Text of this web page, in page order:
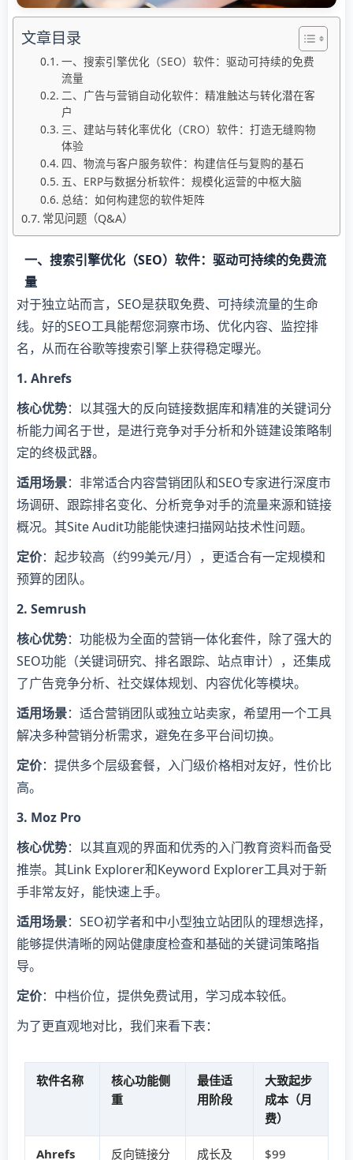
文章目录
一、搜索引擎优化（SEO）软件：驱动可持续的免费
流量
二、广告与营销自动化软件：精准触达与转化潜在客
户
三、建站与转化率优化（CRO）软件：打造无缝购物
体验
四、物流与客户服务软件：构建信任与复购的基石
五、ERP与数据分析软件：规模化运营的中枢大脑
总结：如何构建您的软件矩阵
常见问题（Q&A）
一、搜索引擎优化（SEO）软件：驱动可持续的免费流
量
对于独立站而言，SEO是获取免费、可持续流量的生命
线。好的SEO工具能帮您洞察市场、优化内容、监控排
名，从而在谷歌等搜索引擎上获得稳定曝光。
​1. Ahrefs​
​核心优势​​：以其强大的反向链接数据库和精准的关键词分
析能力闻名于世，是进行竞争对手分析和外链建设策略制
定的终极武器。
​适用场景​​：非常适合内容营销团队和SEO专家进行深度市
场调研、跟踪排名变化、分析竞争对手的流量来源和链接
概况。其Site Audit功能能快速扫描网站技术性问题。
​定价​​：起步较高（约99美元/月），更适合有一定规模和
预算的团队。
​2. Semrush​
​核心优势​​：功能极为全面的营销一体化套件，除了强大的
SEO功能（关键词研究、排名跟踪、站点审计），还集成
了广告竞争分析、社交媒体规划、内容优化等模块。
​适用场景​​：适合营销团队或独立站卖家，希望用一个工具
解决多种营销分析需求，避免在多平台间切换。
​定价​​：提供多个层级套餐，入门级价格相对友好，性价比
高。
​3. Moz Pro​
​核心优势​​：以其直观的界面和优秀的入门教育资料而备受
推崇。其Link Explorer和Keyword Explorer工具对于新
手非常友好，能快速上手。
​适用场景​​：SEO初学者和中小型独立站团队的理想选择，
能够提供清晰的网站健康度检查和基础的关键词策略指
导。
​定价​​：中档价位，提供免费试用，学习成本较低。
为了更直观地对比，我们来看下表：
软件名称
核心功能侧
重
最佳适
用阶段
大致起步
成本（月
费）
​Ahrefs​ 反向链接分 成长及 $99